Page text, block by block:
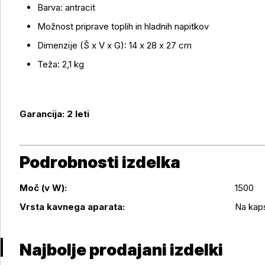
Barva: antracit
Možnost priprave toplih in hladnih napitkov
Dimenzije (Š x V x G): 14 x 28 x 27 cm
Teža: 2,1 kg
Garancija: 2 leti
Podrobnosti izdelka
Podrobnosti izdelka
Moč (v W):
1500
Vrsta kavnega aparata:
Na
Najbolje prodajani izdelki